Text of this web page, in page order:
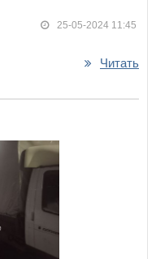
25-05-2024 11:45
Читать